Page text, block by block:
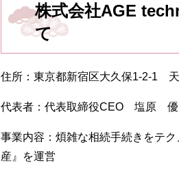
株式会社AGE
て
住所：東京都新宿区大久保1-2-1
代表者：代表取締役CEO 塩原 優
事業内容：煩雑な相続手続きをテ
産』を運営